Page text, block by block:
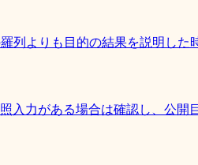
列よりも目的の結果を説明した
入力がある場合は確認し、公開